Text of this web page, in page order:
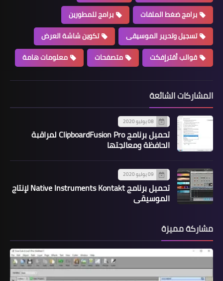
برامج ضغط الملفات
برامج للمطورين
تسجيل وتحرير الموسيقى
تكوين شاشة العرض
قوالب أقترإفكت
متصفحات معلومات هامة
المشاركات الشائعة
08 يوليو 2020
تحميل برنامج ClipboardFusion Pro لمراقبة
الحافظة ومعالجتها
09 يوليو 2020
تحميل برنامج Native Instruments Kontakt لإنتاج
الموسيقى
مشاركة مميزة